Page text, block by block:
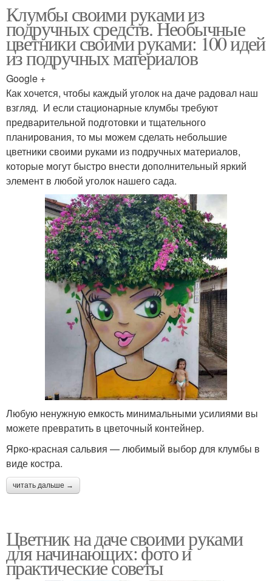
Клумбы своими руками из
подручных средств. Необычные
цветники своими руками: 100 идей
из подручных материалов
Google +
Как хочется, чтобы каждый уголок на даче радовал наш
взгляд. И если стационарные клумбы требуют
предварительной подготовки и тщательного
планирования, то мы можем сделать небольшие
цветники своими руками из подручных материалов,
которые могут быстро внести дополнительный яркий
элемент в любой уголок нашего сада.
Любую ненужную емкость минимальными усилиями вы
можете превратить в цветочный контейнер.
Ярко-красная сальвия — любимый выбор для клумбы в
виде костра.
читать дальше →
Цветник на даче своими руками
для начинающих: фото и
практические советы